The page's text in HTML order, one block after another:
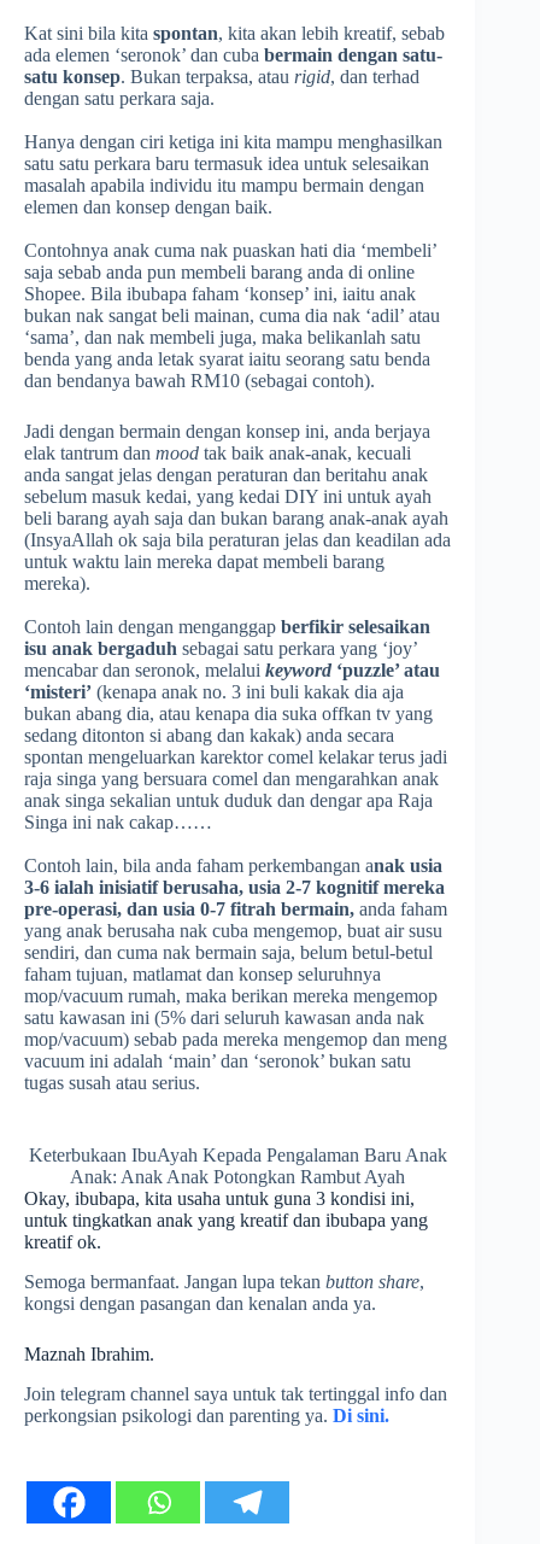
Kat sini bila kita spontan, kita akan lebih kreatif, sebab
ada elemen ‘seronok’ dan cuba bermain dengan satu-
satu konsep. Bukan terpaksa, atau rigid, dan terhad
dengan satu perkara saja.
Hanya dengan ciri ketiga ini kita mampu menghasilkan
satu satu perkara baru termasuk idea untuk selesaikan
masalah apabila individu itu mampu bermain dengan
elemen dan konsep dengan baik.
Contohnya anak cuma nak puaskan hati dia ‘membeli’
saja sebab anda pun membeli barang anda di online
Shopee. Bila ibubapa faham ‘konsep’ ini, iaitu anak
bukan nak sangat beli mainan, cuma dia nak ‘adil’ atau
‘sama’, dan nak membeli juga, maka belikanlah satu
benda yang anda letak syarat iaitu seorang satu benda
dan bendanya bawah RM10 (sebagai contoh).
Jadi dengan bermain dengan konsep ini, anda berjaya
elak tantrum dan mood tak baik anak-anak, kecuali
anda sangat jelas dengan peraturan dan beritahu anak
sebelum masuk kedai, yang kedai DIY ini untuk ayah
beli barang ayah saja dan bukan barang anak-anak ayah
(InsyaAllah ok saja bila peraturan jelas dan keadilan ada
untuk waktu lain mereka dapat membeli barang
mereka).
Contoh lain dengan menganggap berfikir selesaikan
isu anak bergaduh sebagai satu perkara yang ‘joy’
mencabar dan seronok, melalui keyword ‘puzzle’ atau
‘misteri’ (kenapa anak no. 3 ini buli kakak dia aja
bukan abang dia, atau kenapa dia suka offkan tv yang
sedang ditonton si abang dan kakak) anda secara
spontan mengeluarkan karektor comel kelakar terus jadi
raja singa yang bersuara comel dan mengarahkan anak
anak singa sekalian untuk duduk dan dengar apa Raja
Singa ini nak cakap……
Contoh lain, bila anda faham perkembangan anak usia
3-6 ialah inisiatif berusaha, usia 2-7 kognitif mereka
pre-operasi, dan usia 0-7 fitrah bermain, anda faham
yang anak berusaha nak cuba mengemop, buat air susu
sendiri, dan cuma nak bermain saja, belum betul-betul
faham tujuan, matlamat dan konsep seluruhnya
mop/vacuum rumah, maka berikan mereka mengemop
satu kawasan ini (5% dari seluruh kawasan anda nak
mop/vacuum) sebab pada mereka mengemop dan meng
vacuum ini adalah ‘main’ dan ‘seronok’ bukan satu
tugas susah atau serius.
Keterbukaan IbuAyah Kepada Pengalaman Baru Anak
Anak: Anak Anak Potongkan Rambut Ayah
Okay, ibubapa, kita usaha untuk guna 3 kondisi ini,
untuk tingkatkan anak yang kreatif dan ibubapa yang
kreatif ok.
Semoga bermanfaat. Jangan lupa tekan button share,
kongsi dengan pasangan dan kenalan anda ya.
Maznah Ibrahim.
Join telegram channel saya untuk tak tertinggal info dan
perkongsian psikologi dan parenting ya. Di sini.